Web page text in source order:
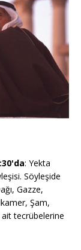
: Yekta
Söyleşide
Gazze,
Şam,
tecrübelerine